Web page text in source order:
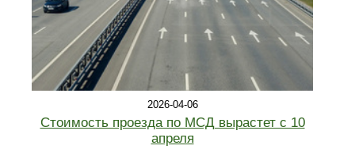
2026-04-06
Стоимость проезда по МСД вырастет с 10
апреля